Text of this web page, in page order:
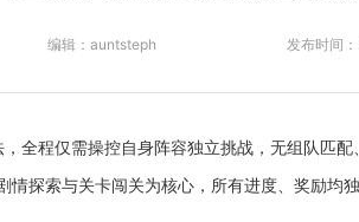
编辑： auntsteph 发布时间：
全程仅需操控自身阵容独立挑战，无组队匹
情探索与关卡闯关为核心，所有进度、奖励均